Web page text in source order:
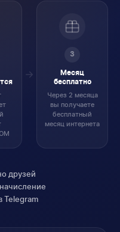
3
Месяц
бесплатно
Через 2 месяца
вы получаете
бесплатный
месяц интернета
друзей
Telegram